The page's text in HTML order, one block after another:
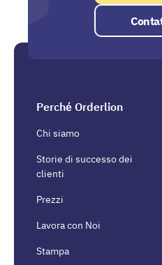
Perché Orderlion
Chi siamo
Storie di successo dei
clienti
Prezzi
Lavora con Noi
Stampa